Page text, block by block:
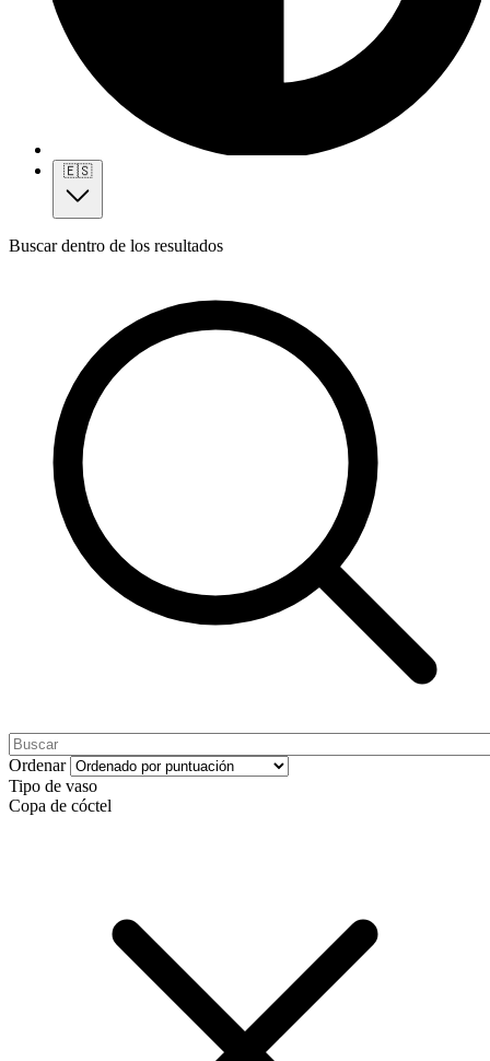
🇪🇸
Buscar dentro de los resultados
Ordenar
Tipo de vaso
Copa de cóctel